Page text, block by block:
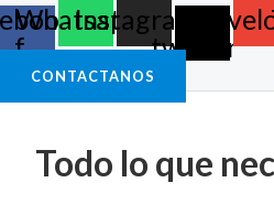
f
Whatsapp
Instagram
twitter
CONTACTANOS
Todo lo que